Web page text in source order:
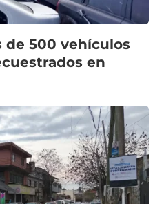
de 500 vehículos
en